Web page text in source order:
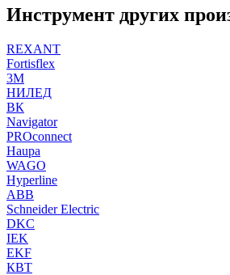
Инструмент других
REXANT
Fortisflex
3M
НИЛЕД
ВК
Navigator
PROconnect
Haupa
WAGO
Hyperline
ABB
Schneider Electric
DKC
IEK
EKF
КВТ